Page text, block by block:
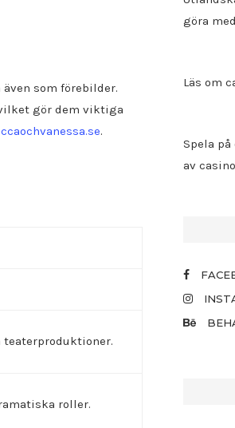
som förebilder.
gör dem viktiga
.
teaterproduktioner.
roller.
göra
Läs om
Spela
av